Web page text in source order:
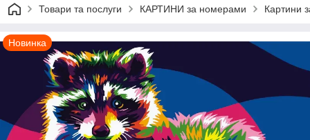
Товари та послуги КАРТИНИ за номерами Картини
Новинка